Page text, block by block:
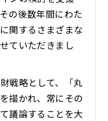
の後数年間にわた
関するさまざまな
ていただきまし
戦略として、「丸
描かれ、常にその
議論することを大